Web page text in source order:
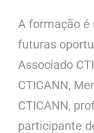
A formação é
futuras
Associado
CTICANN,
CTICANN,
participante